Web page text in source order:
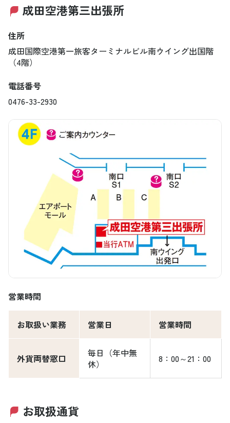
成田空港第三出張所
住所
成田国際空港第一旅客ターミナルビル南ウイング出国階
（4階）
電話番号
0476-33-2930
営業時間
お取扱い業務 営業日 営業時間
外貨両替窓口
毎日（年中無
休）
8：00～21：00
お取扱通貨